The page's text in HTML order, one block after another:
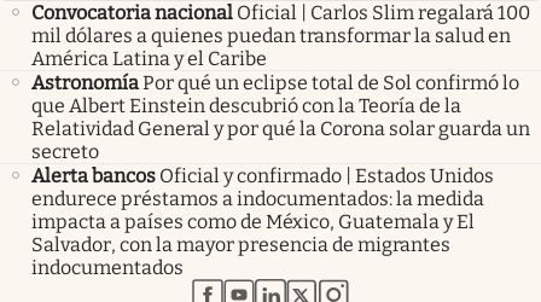
Convocatoria nacional Oficial | Carlos Slim regalará 100
mil dólares a quienes puedan transformar la salud en
América Latina y el Caribe
AstronomíaPor qué un eclipse total de Sol confirmó lo
que Albert Einstein descubrió con la Teoría de la
Relatividad General y por qué la Corona solar guarda un
secreto
Alerta bancos Oficial y confirmado | Estados Unidos
endurece préstamos a indocumentados: la medida
impacta a países como de México, Guatemala y El
Salvador, con la mayor presencia de migrantes
indocumentados
abre en nueva pestaña
abre en nueva pestaña
abre en nueva pestaña
abre en nueva pestaña
abre en nueva pestaña